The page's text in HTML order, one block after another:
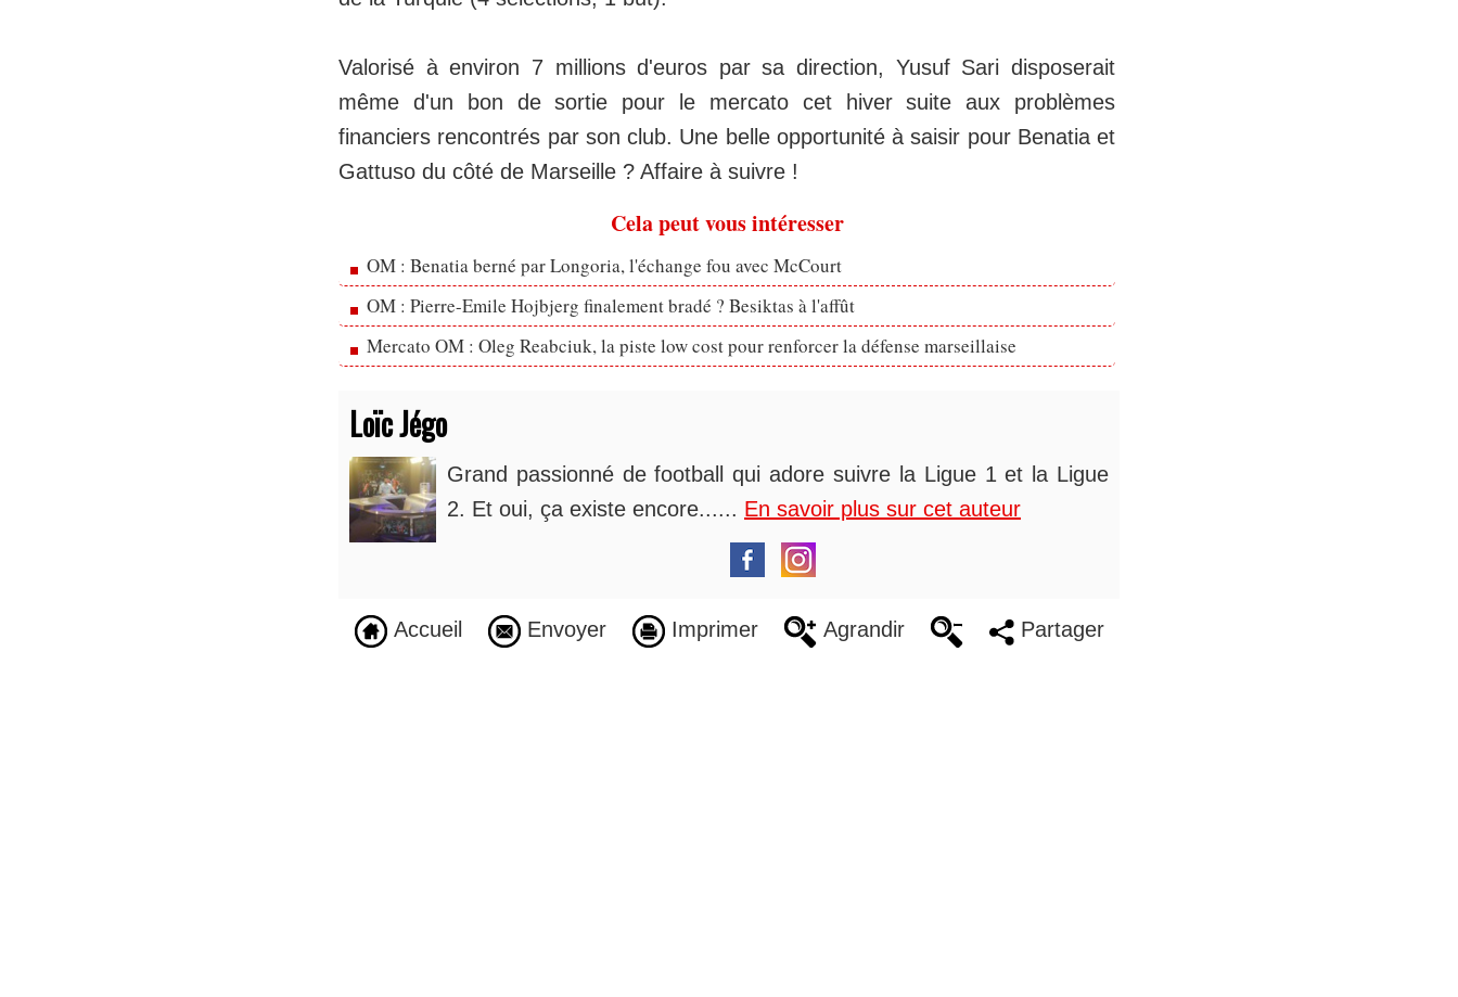
Valorisé à environ 7 millions d'euros par sa direction, Yusuf Sari disposerait
même d'un bon de sortie pour le mercato cet hiver suite aux problèmes
financiers rencontrés par son club. Une belle opportunité à saisir pour Benatia et
Gattuso du côté de Marseille ? Affaire à suivre !
Cela peut vous intéresser
OM : Benatia berné par Longoria, l'échange fou avec McCourt
OM : Pierre-Emile Hojbjerg finalement bradé ? Besiktas à l'affût
Mercato OM : Oleg Reabciuk, la piste low cost pour renforcer la défense marseillaise
Loïc Jégo
Grand passionné de football qui adore suivre la Ligue 1 et la Ligue
2. Et oui, ça existe encore...... En savoir plus sur cet auteur
Accueil Envoyer Imprimer Agrandir Partager